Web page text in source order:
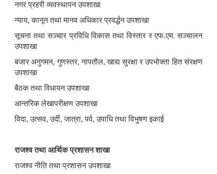
नगर प्रहरी व्यवस्थापन उपशाखा
न्याय, कानून तथा मानव अधिकार प्रवर्द्धन उपशाखा
सूचना तथा सञ्चार प्रविधि विकास तथा विस्तार र एफ.एम. सञ्चालन
उपशाखा
बजार अनुगमन, गुणस्तर, नापतौल, खाद्य सुरक्षा र उपभोक्ता हित संरक्षण
उपशाखा
बैठक तथा विधायन उपशाखा
आन्तरिक लेखापरीक्षण उपशाखा
विदा, उत्सव, उर्दी, जात्रा, पर्व, उपाधि तथा विभुषण इकाई
राजश्व तथा आर्थिक प्रशासन शाखा
राजश्व नीति तथा प्रशासन उपशाखा